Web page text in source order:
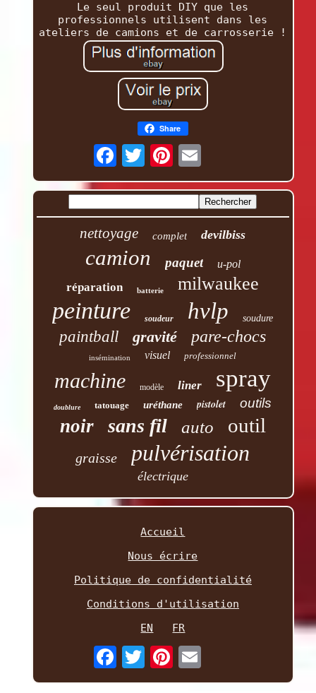
Le seul produit DIY que les
professionnels utilisent dans les
ateliers de camions et de carrosserie !
Share
nettoyage complet devilbiss
camion paquet u-pol
réparation batterie milwaukee
peinture soudeur hvlp soudure
paintball gravité pare-chocs
insémination visuel professionnel
machine modèle liner spray
doublure tatouage uréthane pistolet outils
noir sans fil auto outil
graisse pulvérisation
électrique
Accueil
Nous écrire
Politique de confidentialité
Conditions d'utilisation
EN
FR